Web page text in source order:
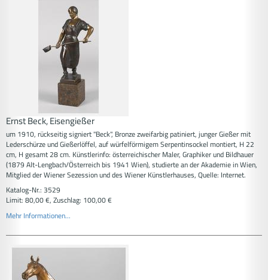
Ernst Beck, Eisengießer
um 1910, rückseitig signiert "Beck", Bronze zweifarbig patiniert, junger Gießer mit
Lederschürze und Gießerlöffel, auf würfelförmigem Serpentinsockel montiert, H 22
cm, H gesamt 28 cm. Künstlerinfo: österreichischer Maler, Graphiker und Bildhauer
(1879 Alt-Lengbach/Österreich bis 1941 Wien), studierte an der Akademie in Wien,
Mitglied der Wiener Sezession und des Wiener Künstlerhauses, Quelle: Internet.
Katalog-Nr.: 3529
Limit: 80,00 €, Zuschlag: 100,00 €
Mehr Informationen...